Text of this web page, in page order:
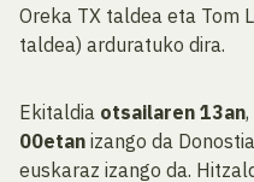
Oreka TX taldea eta Tom
taldea) arduratuko dira.
Ekitaldia otsailaren 13an
00etan izango da
euskaraz izango da.